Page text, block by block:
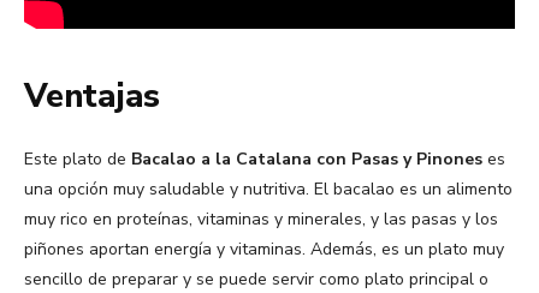
Ventajas
Este plato de Bacalao a la Catalana con Pasas y Pinones es
una opción muy saludable y nutritiva. El bacalao es un alimento
muy rico en proteínas, vitaminas y minerales, y las pasas y los
piñones aportan energía y vitaminas. Además, es un plato muy
sencillo de preparar y se puede servir como plato principal o